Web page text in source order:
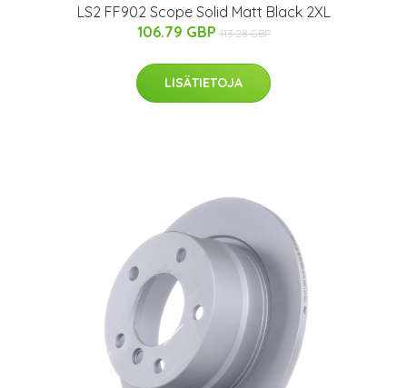
LS2 FF902 Scope Solid Matt Black 2XL
106.79 GBP 113.28 GBP
LISÄTIETOJA